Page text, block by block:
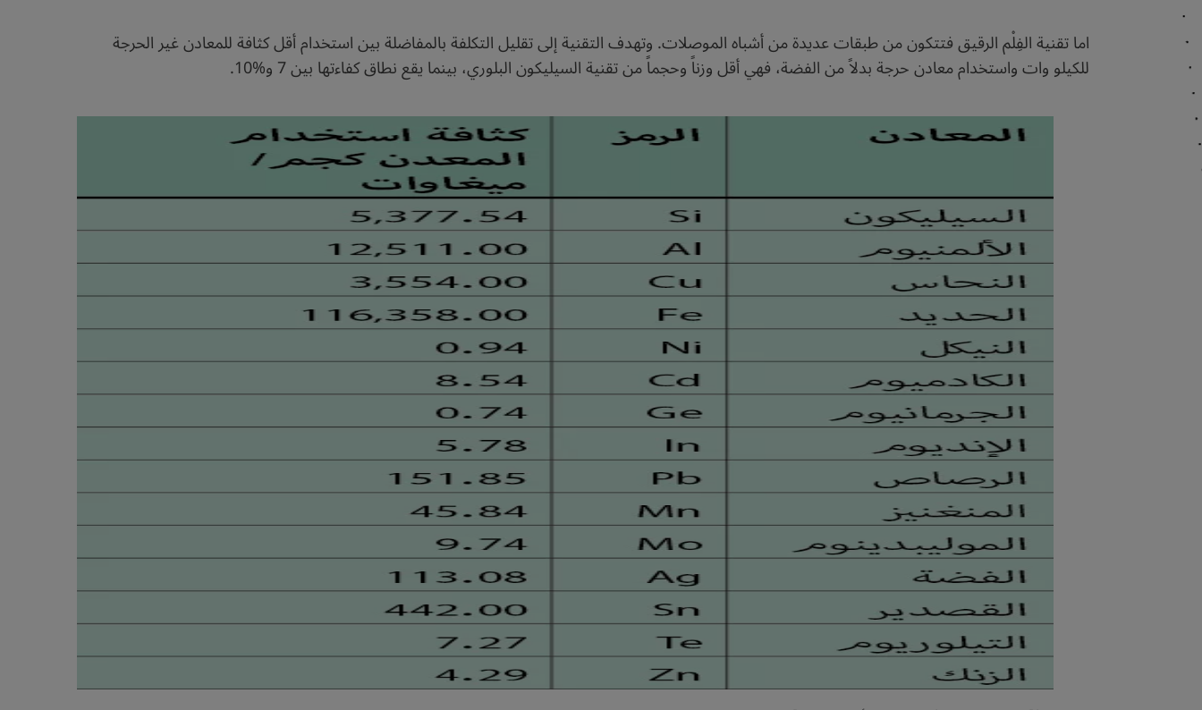
اما تقنية الفِلْم الرقيق فتتكون من طبقات عديدة من أشباه الموصلات. وتهدف التقنية إلى تقليل التكلفة بالمفاضلة بين استخدام أقل كثافة للمعادن غير الحرجة
للكيلو وات واستخدام معادن حرجة بدلاً من الفضة، فهي أقل وزناً وحجماً من تقنية السيليكون البلوري، بينما يقع نطاق كفاءتها بين 7 و%10.